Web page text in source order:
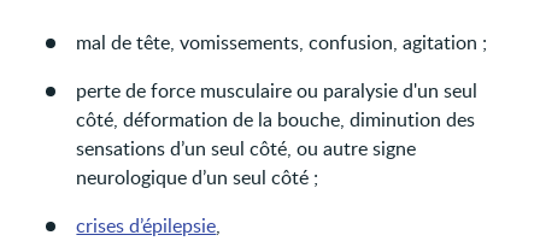
mal de tête, vomissements, confusion, agitation ;
perte de force musculaire ou paralysie d'un seul
côté, déformation de la bouche, diminution des
sensations d’un seul côté, ou autre signe
neurologique d’un seul côté ;
crises d’épilepsie,